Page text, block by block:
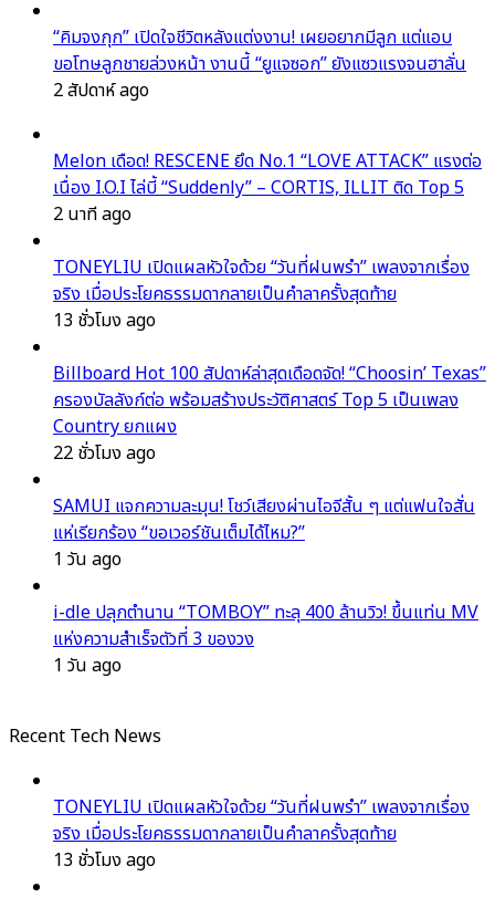
“คิมจงกุก” เปิดใจชีวิตหลังแต่งงาน! เผยอยากมีลูก แต่แอบ
ขอโทษลูกชายล่วงหน้า งานนี้ “ยูแจซอก” ยังแซวแรงจนฮาลั่น
2 สัปดาห์ ago
Melon เดือด! RESCENE ยึด No.1 “LOVE ATTACK” แรงต่อ
เนื่อง I.O.I ไล่บี้ “Suddenly” – CORTIS, ILLIT ติด Top 5
2 นาที ago
TONEYLIU เปิดแผลหัวใจด้วย “วันที่ฝนพรำ” เพลงจากเรื่อง
จริง เมื่อประโยคธรรมดากลายเป็นคำลาครั้งสุดท้าย
13 ชั่วโมง ago
Billboard Hot 100 สัปดาห์ล่าสุดเดือดจัด! “Choosin’ Texas”
ครองบัลลังก์ต่อ พร้อมสร้างประวัติศาสตร์ Top 5 เป็นเพลง
Country ยกแผง
22 ชั่วโมง ago
SAMUI แจกความละมุน! โชว์เสียงผ่านไอจีสั้น ๆ แต่แฟนใจสั่น
แห่เรียกร้อง “ขอเวอร์ชันเต็มได้ไหม?”
1 วัน ago
i-dle ปลุกตำนาน “TOMBOY” ทะลุ 400 ล้านวิว! ขึ้นแท่น MV
แห่งความสำเร็จตัวที่ 3 ของวง
1 วัน ago
Recent Tech News
TONEYLIU เปิดแผลหัวใจด้วย “วันที่ฝนพรำ” เพลงจากเรื่อง
จริง เมื่อประโยคธรรมดากลายเป็นคำลาครั้งสุดท้าย
13 ชั่วโมง ago